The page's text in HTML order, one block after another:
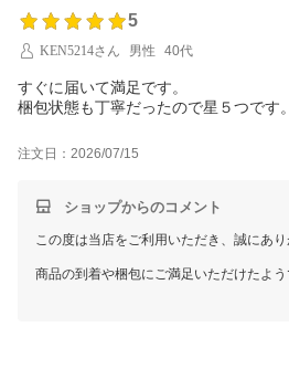
5
KEN5214さん
男性 40代
すぐに届いて満足です。
梱包状態も丁寧だったので星５つです。
注文日：2026/07/15
ショップからのコメント
この度は当店をご利用いただき、誠にあり
商品の到着や梱包にご満足いただけたよ
これからも安心してお買い物していただ